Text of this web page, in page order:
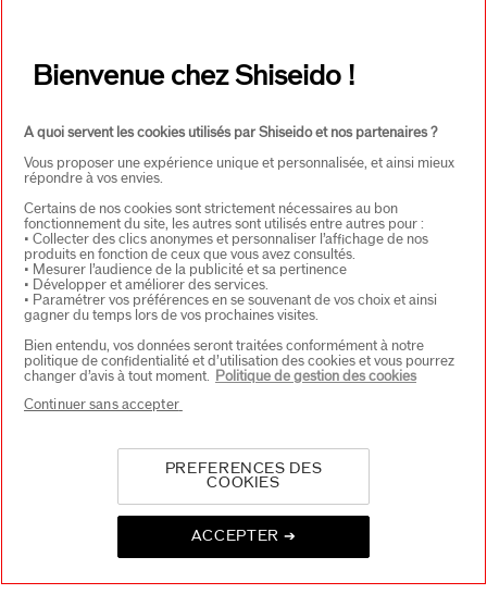
CHOISISSEZ LE PAYS
SHISEIDO EUROPE
92200 NEUILLY-SUR-SEINE
Bienvenue chez Shiseido !
A quoi servent les cookies utilisés par Shiseido et nos partenaires ?
Vous proposer une expérience unique et personnalisée, et ainsi mieux
répondre à vos envies.
Certains de nos cookies sont strictement nécessaires au bon
fonctionnement du site, les autres sont utilisés entre autres pour :
• Collecter des clics anonymes et personnaliser l’affichage de nos
produits en fonction de ceux que vous avez consultés.
• Mesurer l’audience de la publicité et sa pertinence
• Développer et améliorer des services.
• Paramétrer vos préférences en se souvenant de vos choix et ainsi
gagner du temps lors de vos prochaines visites.
Bien entendu, vos données seront traitées conformément à notre
politique de confidentialité et d’utilisation des cookies et vous pourrez
changer d’avis à tout moment. Politique de gestion des cookies
ACCEPTER ➔
PREFERENCES DES
COOKIES
Continuer sans accepter